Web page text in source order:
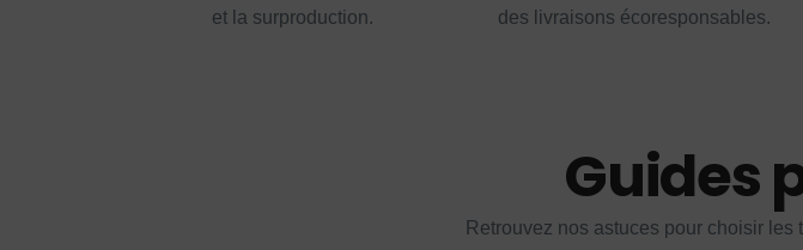
et la surproduction.
des livraisons écoresponsables.
Guides
Retrouvez nos astuces pour choisir